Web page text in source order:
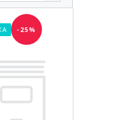
-25%